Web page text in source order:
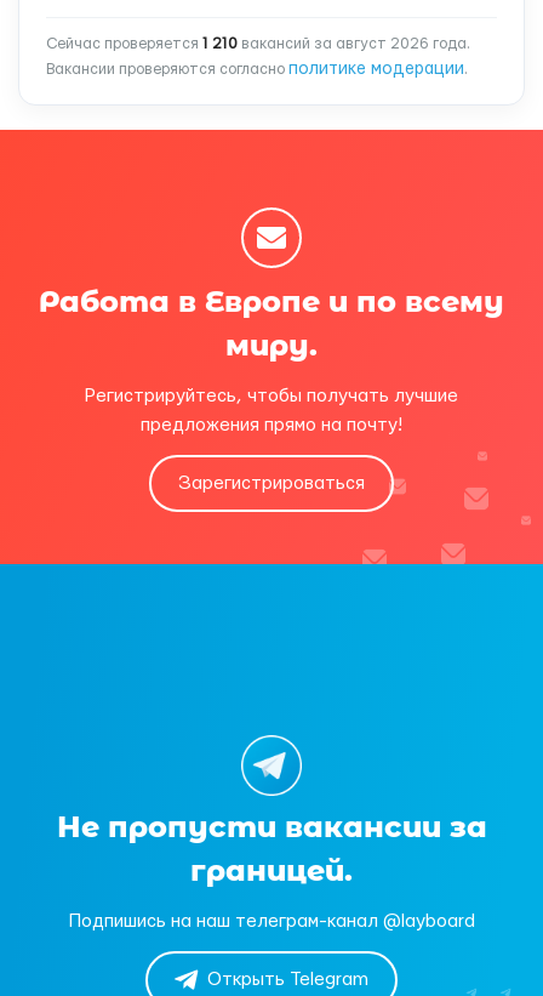
Сейчас проверяется 1 210 вакансий за август 2026 года.
Вакансии проверяются согласно политике модерации.
Работа в Европе и по всему
миру.
Регистрируйтесь, чтобы получать лучшие
предложения прямо на почту!
Зарегистрироваться
Не пропусти вакансии за
границей.
Подпишись на наш телеграм-канал @layboard
Открыть Telegram